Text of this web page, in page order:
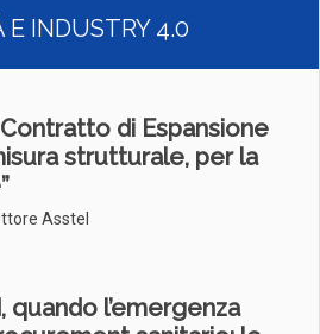
E INDUSTRY 4.0
di Espansione
strutturale, per la
Asstel
quando l’emergenza